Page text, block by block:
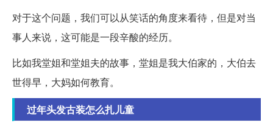
对于这个问题，我们可以从笑话的角度来看待，但是对当
事人来说，这可能是一段辛酸的经历。
比如我堂姐和堂姐夫的故事，堂姐是我大伯家的，大伯去
世得早，大妈如何教育。
过年头发古装怎么扎儿童